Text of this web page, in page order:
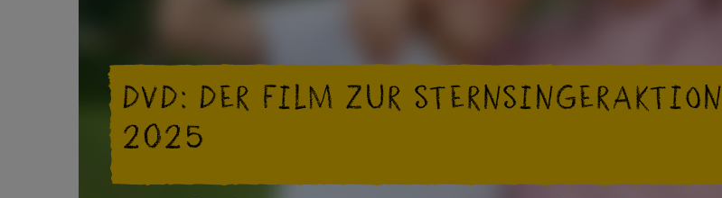
DVD: DER FILM ZUR STERNSINGERAKTION
2025